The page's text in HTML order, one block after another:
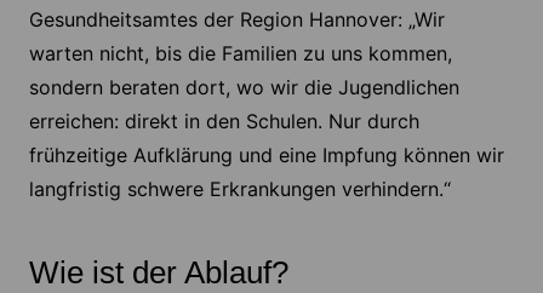
Gesundheitsamtes der Region Hannover: „Wir
warten nicht, bis die Familien zu uns kommen,
sondern beraten dort, wo wir die Jugendlichen
erreichen: direkt in den Schulen. Nur durch
frühzeitige Aufklärung und eine Impfung können wir
langfristig schwere Erkrankungen verhindern.“
Wie ist der Ablauf?